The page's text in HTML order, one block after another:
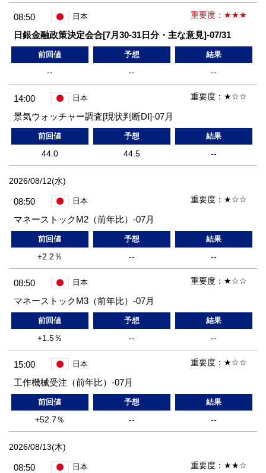
08:50 日本 重要度： ★★★
日銀金融政策決定会合[7月30-31日分・主な意見]-07/31
前回値
--
予想
--
結果
--
14:00 日本 重要度： ★☆☆
景気ウォッチャー調査[現状判断DI]-07月
前回値
44.0
予想
44.5
結果
--
2026/08/12(水)
08:50 日本 重要度： ★☆☆
マネーストックM2（前年比）-07月
前回値
+2.2％
予想
--
結果
--
08:50 日本 重要度： ★☆☆
マネーストックM3（前年比）-07月
前回値
+1.5％
予想
--
結果
--
15:00 日本 重要度： ★☆☆
工作機械受注（前年比）-07月
前回値
+52.7％
予想
--
結果
--
2026/08/13(木)
08:50 日本 重要度： ★★☆